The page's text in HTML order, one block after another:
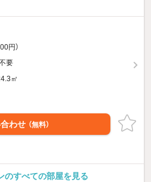
円）
要
㎡
わせ （無料）
のすべての部屋を見る